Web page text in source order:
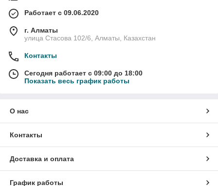
Работает с 09.06.2020
г. Алматы
улица Стасова 102/6, Алматы, Казахстан
Контакты
Сегодня работает с 09:00 до 18:00
Показать весь график работы
О нас
Контакты
Доставка и оплата
График работы